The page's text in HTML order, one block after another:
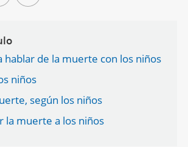
hablar de la muerte con los niños
niños
según los niños
la muerte a los niños